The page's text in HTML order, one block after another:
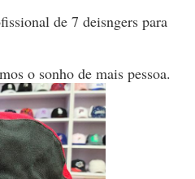
de 7 deisngers para
o sonho de mais pessoa.